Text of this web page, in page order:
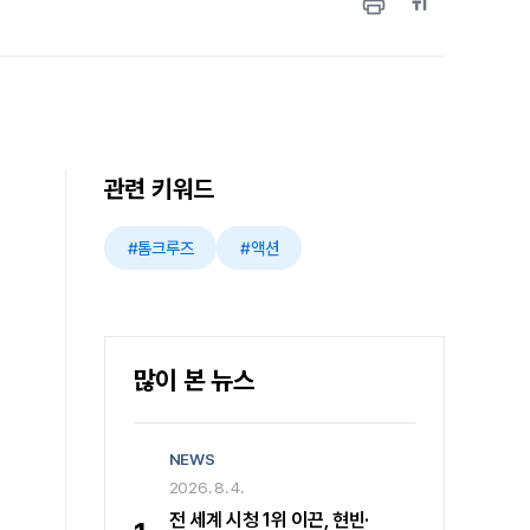
관련 키워드
#톰크루즈 #액션
많이 본 뉴스
NEWS
2026. 8. 4.
전 세계 시청 1위 이끈, 현빈·